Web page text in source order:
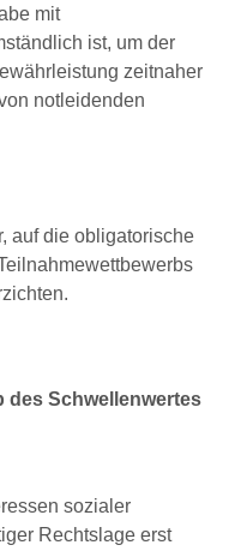
mit
ist, um der
zeitnaher
notleidenden
auf die obligatorische
des Schwellenwertes
sozialer
Rechtslage erst